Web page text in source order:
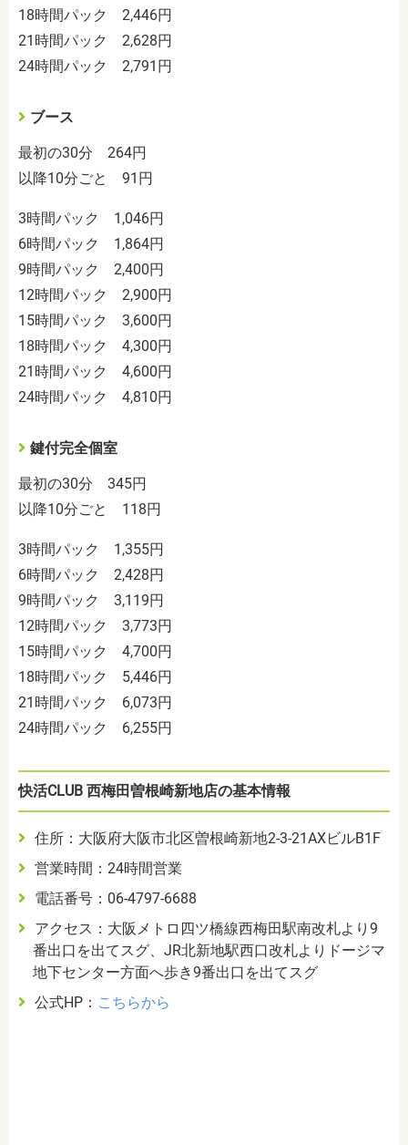
18時間パック 2,446円
21時間パック 2,628円
24時間パック 2,791円
ブース
最初の30分 264円
以降10分ごと 91円
3時間パック 1,046円
6時間パック 1,864円
9時間パック 2,400円
12時間パック 2,900円
15時間パック 3,600円
18時間パック 4,300円
21時間パック 4,600円
24時間パック 4,810円
鍵付完全個室
最初の30分 345円
以降10分ごと 118円
3時間パック 1,355円
6時間パック 2,428円
9時間パック 3,119円
12時間パック 3,773円
15時間パック 4,700円
18時間パック 5,446円
21時間パック 6,073円
24時間パック 6,255円
快活CLUB 西梅田曽根崎新地店の基本情報
住所：大阪府大阪市北区曽根崎新地2-3-21AXビルB1F
営業時間：24時間営業
電話番号：06-4797-6688
アクセス：大阪メトロ四ツ橋線西梅田駅南改札より9
番出口を出てスグ、JR北新地駅西口改札よりドージマ
地下センター方面へ歩き9番出口を出てスグ
公式HP： こちらから